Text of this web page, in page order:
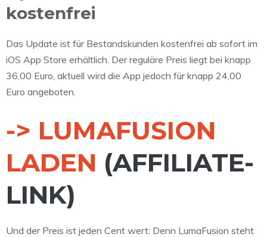
kostenfrei
Das Update ist für Bestandskunden kostenfrei ab sofort im
iOS App Store erhältlich. Der reguläre Preis liegt bei knapp
36,00 Euro, aktuell wird die App jedoch für knapp 24,00
Euro angeboten.
-> LUMAFUSION
LADEN (AFFILIATE-
LINK)
Und der Preis ist jeden Cent wert: Denn LumaFusion steht